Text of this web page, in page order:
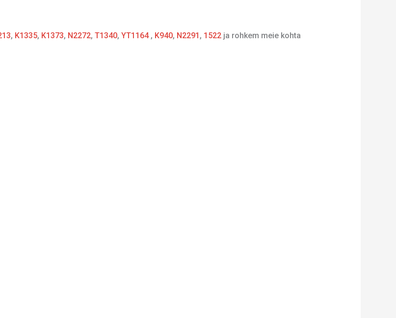
, K1335, K1373, N2272, T1340, YT1164, K940, N2291 , 1522 ja rohkem meie kohta